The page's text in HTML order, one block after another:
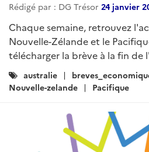
Rédigé par : DG Trésor 24 janvier
Chaque semaine, retrouvez
Nouvelle-Zélande et le
télécharger la brève à la fin de
Catégories
:
australie
Nouvelle-zelande
Pacifique